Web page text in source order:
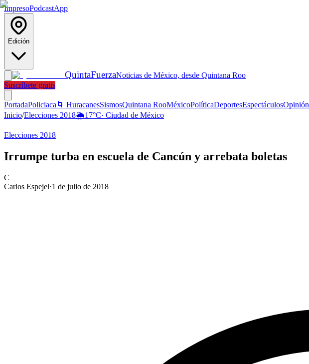
ImpresoPodcastApp
Edición
QuintaFuerzaNoticias de México, desde Quintana Roo
Suscríbete gratis
PortadaPoliciaca 🌀 HuracanesSismosQuintana RooMéxicoPolíticaDeportesEspectáculosOpinión
Inicio/Elecciones 2018🌦️17°C· Ciudad de México
Elecciones 2018
Irrumpe turba en escuela de Cancún y arrebata boletas
C
Carlos Espejel·1 de julio de 2018